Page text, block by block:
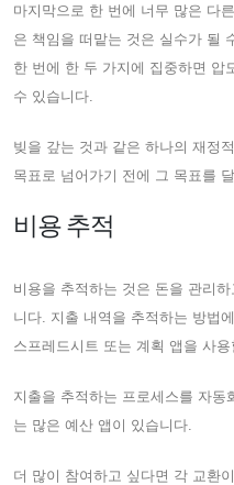
마지막으로 한 번에 너무 많은 다
은 책임을 떠맡는 것은 실수가 될
한 번에 한 두 가지에 집중하면 압
수 있습니다.
빚을 갚는 것과 같은 하나의 재정
목표로 넘어가기 전에 그 목표를
비용 추적
비용을 추적하는 것은 돈을 관리
니다. 지출 내역을 추적하는 방법
스프레드시트 또는 계획 앱을 사용
지출을 추적하는 프로세스를 자
는 많은 예산 앱이 있습니다.
더 많이 참여하고 싶다면 각 교환